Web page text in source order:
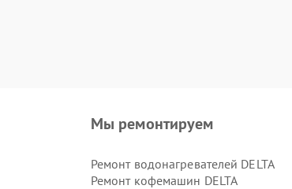
Мы ремонтируем
Ремонт водонагревателей DELTA
Ремонт кофемашин DELTA